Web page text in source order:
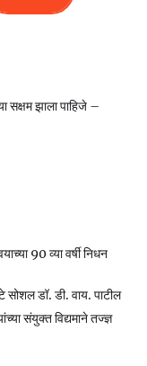
सक्षम झाला पाहिजे –
90 व्या वर्षी निधन
सोशल डॉ. डी. वाय. पाटील
संयुक्त विद्यमाने तज्ज्ञ